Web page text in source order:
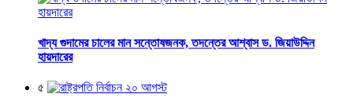
খাদ্য গুদামের চালের মান সন্তোষজনক, তদন্তের আশ্বাস ড. জিয়াউদ্দিন
হায়দারের
৫